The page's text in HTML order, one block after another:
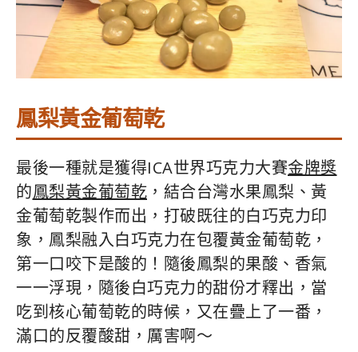
鳳梨黃金葡萄乾
最後一種就是獲得ICA世界巧克力大賽金牌獎
的鳳梨黃金葡萄乾 ，結合台灣水果鳳梨、黃
金葡萄乾製作而出，打破既往的白巧克力印
象，鳳梨融入白巧克力在包覆黃金葡萄乾，
第一口咬下是酸的！隨後鳳梨的果酸、香氣
一一浮現，隨後白巧克力的甜份才釋出，當
吃到核心葡萄乾的時候，又在疊上了一番，
滿口的反覆酸甜，厲害啊～